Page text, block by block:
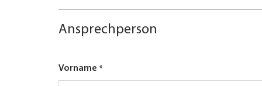
Ansprechperson
Vorname